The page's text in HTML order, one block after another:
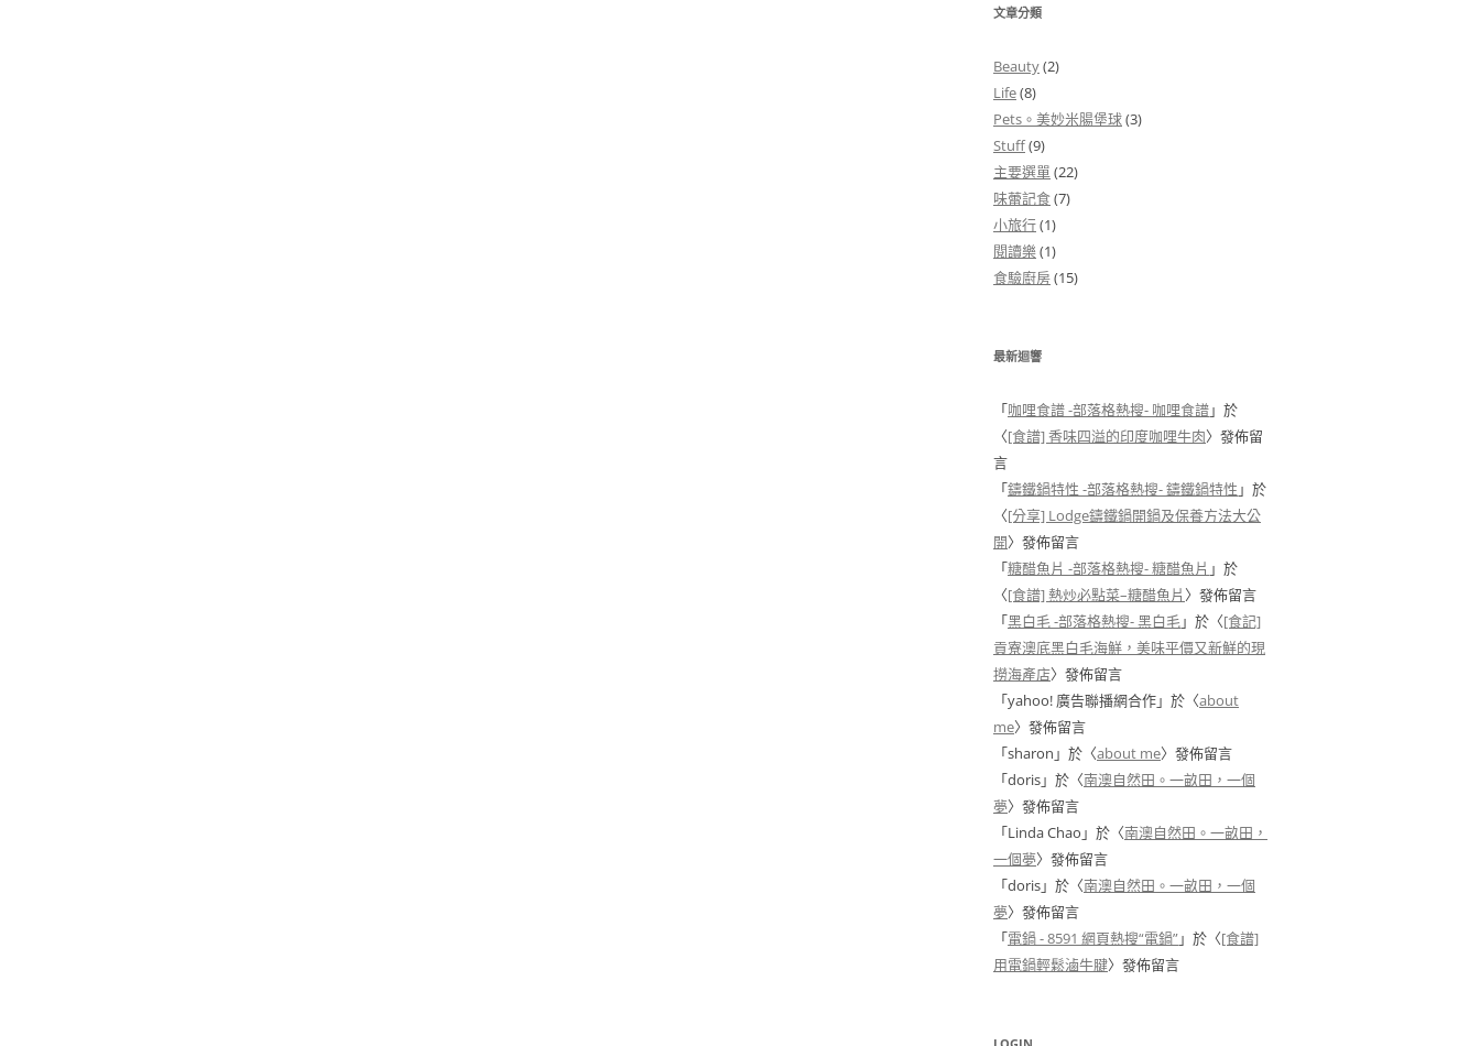
文章分類
Beauty(2)
Life(8)
Pets。美妙米腸堡球(3)
Stuff(9)
主要選單(22)
味蕾記食(7)
小旅行(1)
閱讀樂(1)
食驗廚房(15)
最新迴響
「咖哩食譜 -部落格熱搜- 咖哩食譜」於
〈[食譜] 香味四溢的印度咖哩牛肉〉發佈留
言
「鑄鐵鍋特性 -部落格熱搜- 鑄鐵鍋特性 」於
〈[分享] Lodge鑄鐵鍋開鍋及保養方法大公
開〉發佈留言
「糖醋魚片 -部落格熱搜- 糖醋魚片 」於
〈[食譜] 熱炒必點菜–糖醋魚片 〉發佈留言
「黑白毛 -部落格熱搜- 黑白毛」於〈[食記]
貢寮澳底黑白毛海鮮，美味平價又新鮮的現
撈海產店〉發佈留言
「yahoo! 廣告聯播網合作」於〈about
me〉發佈留言
「sharon 」於〈about me〉發佈留言
「doris」於〈南澳自然田。一畝田，一個
夢〉發佈留言
「Linda Chao 」於〈南澳自然田。一畝田，
一個夢〉發佈留言
「doris」於〈南澳自然田。一畝田，一個
夢〉發佈留言
「電鍋 - 8591 網頁熱搜“電鍋”」於〈[食譜]
用電鍋輕鬆滷牛腱〉發佈留言